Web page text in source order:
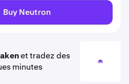
Buy Neutron
et tradez des
minutes